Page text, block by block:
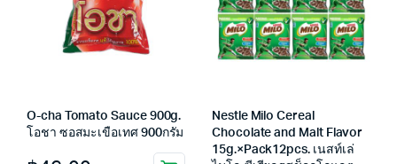
O-cha Tomato Sauce 900g.
โอชา ซอสมะเขือเทศ 900กรัม
Nestle Milo Cereal
Chocolate and Malt Flavor
15g.×Pack12pcs. เนสท์เล่